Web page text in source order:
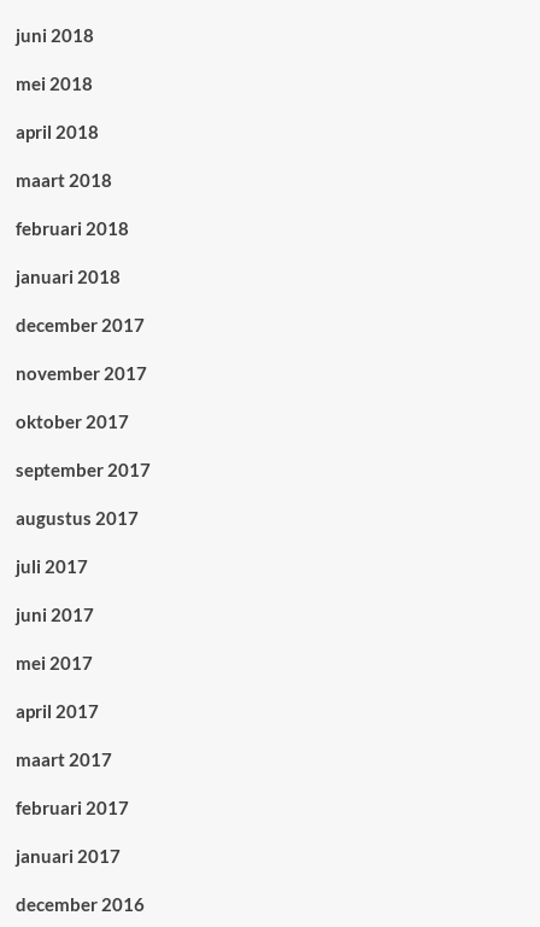
juni 2018
mei 2018
april 2018
maart 2018
februari 2018
januari 2018
december 2017
november 2017
oktober 2017
september 2017
augustus 2017
juli 2017
juni 2017
mei 2017
april 2017
maart 2017
februari 2017
januari 2017
december 2016